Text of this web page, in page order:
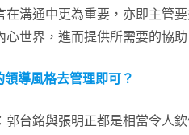
在溝通中更為重要，亦即主管
世界，進而提供所需要的協助
導風格去管理即可？
郭台銘與張明正都是相當令人